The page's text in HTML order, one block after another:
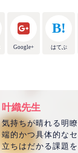
Google+ はてぶ
叶織先生
気持ちが晴れる明
端的かつ具体的な
立ちはだかる課題